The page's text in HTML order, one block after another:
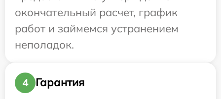
окончательный расчет, график
работ и займемся устранением
неполадок.
4
Гарантия